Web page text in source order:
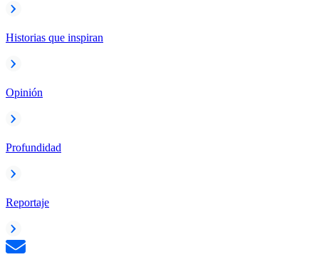
Historias que inspiran
Opinión
Profundidad
Reportaje